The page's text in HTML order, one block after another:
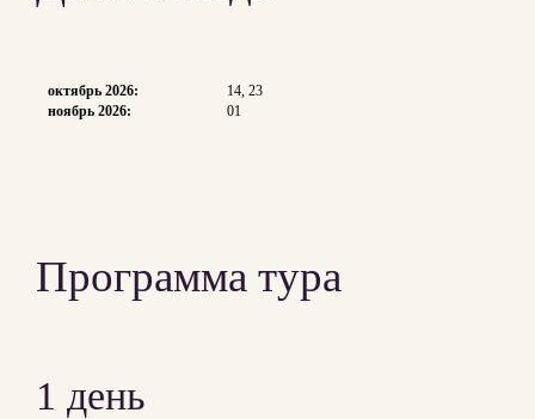
октябрь 2026:
14, 23
ноябрь 2026:
01
Программа тура
1 день